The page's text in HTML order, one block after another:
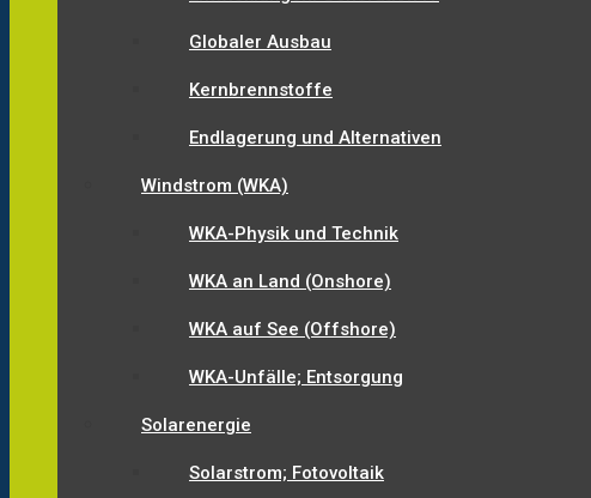
Globaler Ausbau
Kernbrennstoffe
Endlagerung und Alternativen
Windstrom (WKA)
WKA-Physik und Technik
WKA an Land (Onshore)
WKA auf See (Offshore)
WKA-Unfälle; Entsorgung
Solarenergie
Solarstrom; Fotovoltaik